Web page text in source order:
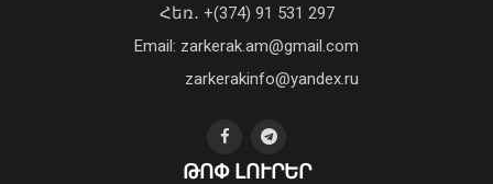
դեմ ծանր պայքարում»․ կյանքից
հեռացել է Արսեն Ասլանյանը
04 Օգոստոս, 2026 19:12
Հեռ․ +(374) 91 531 297
Email: zarkerak.am@gmail.com
zarkerakinfo@yandex.ru
ԹՈՓ ԼՈՒՐԵՐ